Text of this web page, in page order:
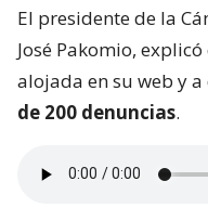
El presidente de la
José Pakomio,
alojada en su web y
de 200 denuncias.